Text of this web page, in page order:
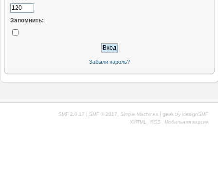
Запомнить:
Забыли пароль?
SMF 2.0.17 | SMF © 2017 Simple Machines | geek by idesignSMF
XHTML
RSS Мобильная версия